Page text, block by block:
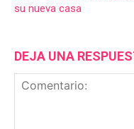
su nueva casa
DEJA UNA